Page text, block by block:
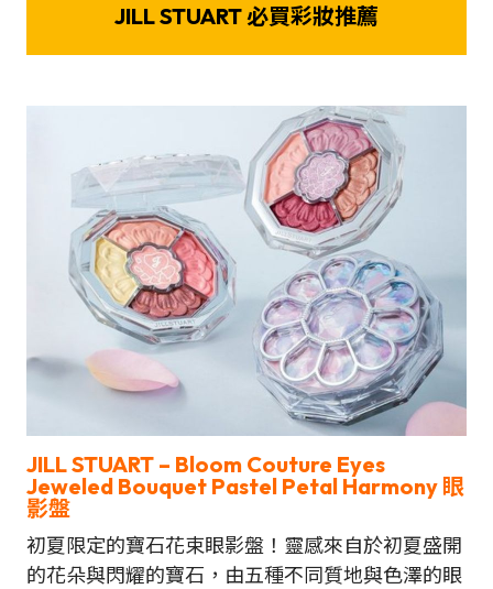
JILL STUART 必買彩妝推薦
JILL STUART – Bloom Couture Eyes
Jeweled Bouquet Pastel Petal Harmony 眼
影盤
初夏限定的寶石花束眼影盤！靈感來自於初夏盛開
的花朵與閃耀的寶石，由五種不同質地與色澤的眼